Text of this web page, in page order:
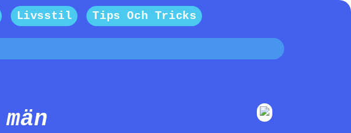
Livsstil Tips Och Tricks